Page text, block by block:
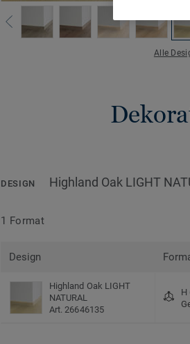
Alle
DESIGN Highland Oak LIGHT
1 Format
Design
Highland Oak LIGHT
NATURAL
Art. 26646135
H